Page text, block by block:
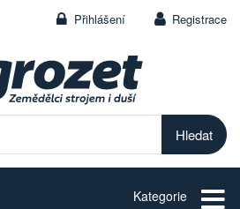
Přihlášení Registrace
Kategorie